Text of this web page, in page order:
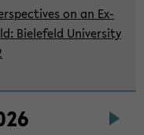
on an Ex­
Bie­le­feld Uni­ver­si­ty